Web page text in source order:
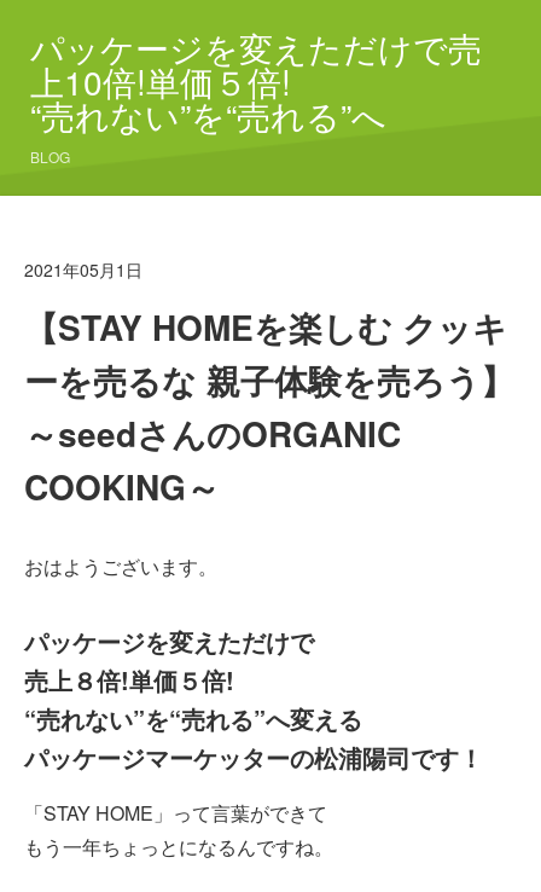
パッケージを変えただけで売
上10倍!単価５倍!
“売れない”を“売れる”へ
BLOG
2021年05月1日
【STAY HOMEを楽しむ クッキ
ーを売るな 親子体験を売ろう】
～seedさんのORGANIC
COOKING～
おはようございます。
パッケージを変えただけで
売上８倍!単価５倍!
“売れない”を“売れる”へ変える
パッケージマーケッターの松浦陽司です！
「STAY HOME」って言葉ができて
もう一年ちょっとになるんですね。